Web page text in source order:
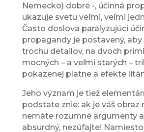
Nemecko) dobré -, účinná
ukazuje svetu veľmi, veľmi
Často doslova paralyzujúci
propagandy je postavený,
trochu detailov, na dvoch
mocných – a veľmi starých –
pokazenej platne a efekte
Jeho význam je tiež
podstate znie: ak je váš obraz
nemáte rozumné argumenty
absurdný, nezúfajte!